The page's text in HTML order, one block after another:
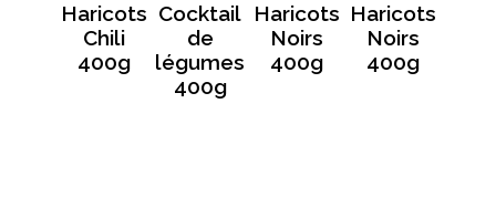
Haricots
Chili
400g
Cocktail
de
légumes
400g
Haricots
Noirs
400g
Haricots
Noirs
400g